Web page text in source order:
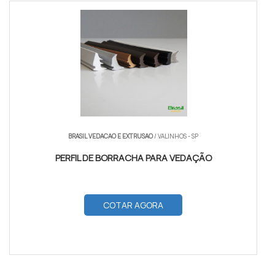
BRASIL VEDACAO E EXTRUSAO/ VALINHOS - SP
PERFIL DE BORRACHA PARA VEDAÇÃO
COTAR AGORA